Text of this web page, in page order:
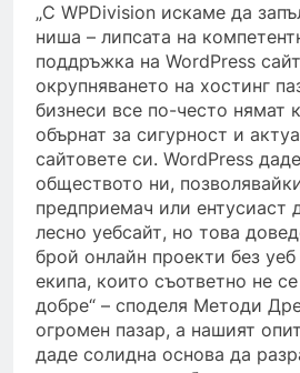
„С WPDivision искаме да
ниша – липсата на
поддръжка на WordPress
окрупняването на хостинг
бизнеси все по-често нямат
обърнат за сигурност и
сайтовете си. WordPress
обществото ни,
предприемач или ентусиаст
лесно уебсайт, но това
брой онлайн проекти без
екипа, които съответно не
добре“ – споделя Методи
огромен пазар, а нашият
даде солидна основа да